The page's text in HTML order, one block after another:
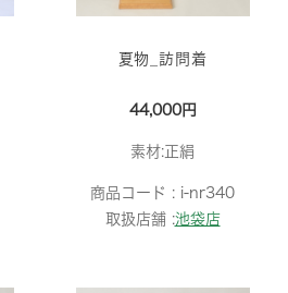
夏物_訪問着
44,000円
素材:正絹
商品コード : i-nr340
取扱店舗 :池袋店